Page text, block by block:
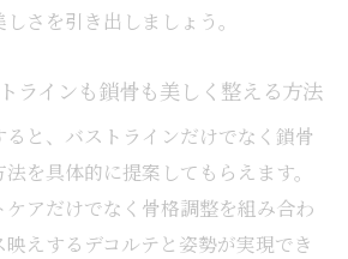
さを引き出しましょう。
ラインも鎖骨も美しく整える方法
と、バストラインだけでなく鎖骨
を具体的に提案してもらえます。
アだけでなく骨格調整を組み合わ
えするデコルテと姿勢が実現でき